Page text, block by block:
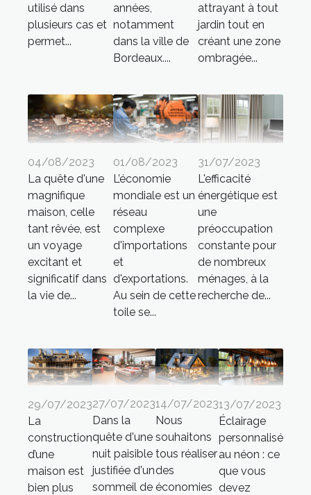
utilisé dans
plusieurs cas et
permet...
années,
notamment
dans la ville de
Bordeaux....
attrayant à tout
jardin tout en
créant une zone
ombragée...
04/08/2023
La quête d'une
magnifique
maison, celle
tant rêvée, est
un voyage
excitant et
significatif dans
la vie de...
01/08/2023
L’économie
mondiale est un
réseau
complexe
d'importations
et
d'exportations.
Au sein de cette
toile se...
31/07/2023
L'efficacité
énergétique est
une
préoccupation
constante pour
de nombreux
ménages, à la
recherche de...
29/07/2023
La
construction
d’une
maison est
bien plus
27/07/2023
Dans la
quête d'une
nuit paisible
justifiée d'un
sommeil de
14/07/2023
Nous
souhaitons
tous réaliser
des
économies
13/07/2023
Éclairage
personnalisé
au néon : ce
que vous
devez